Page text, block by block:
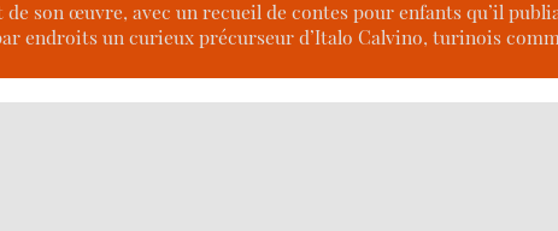
son œuvre, avec un recueil de contes pour enfants qu’il
endroits un curieux précurseur d’Italo Calvino, turinois